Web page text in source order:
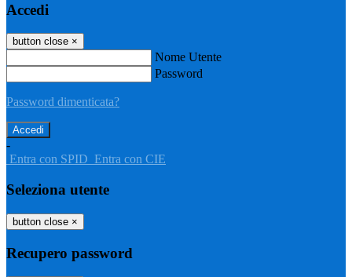
Accedi
button close ×
Nome Utente
Password
Password dimenticata?
-
Entra con SPID Entra con CIE
Seleziona utente
button close ×
Recupero password